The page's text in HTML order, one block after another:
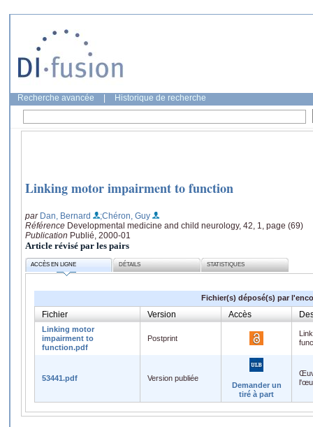
Recherche avancée Historique de recherche
Linking motor impairment to function
par Dan, Bernard
;Chéron, Guy
Référence Developmental medicine and child neurology, 42, 1, page (69)
Publication Publié, 2000-01
Article révisé par les pairs
ACCÈS EN LIGNE DÉTAILS STATISTIQUES
Fichier(s) déposé(s) par
Fichier Version Accès
Linking motor
impairment to
function.pdf
Postprint
53441.pdf
Version publiée
Demander un
tiré à part